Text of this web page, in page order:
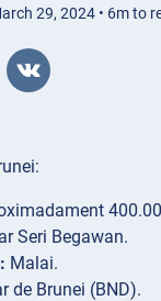
29, 2024 • 6m to
Seri Begawan.
Malai.
de Brunei (BND).